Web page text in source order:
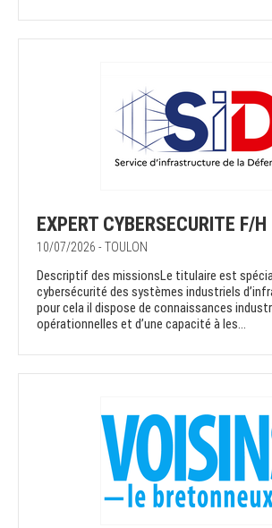
EXPERT CYBERSECURITE F/H
10/07/2026 - TOULON
Descriptif des missionsLe titulaire est
cybersécurité des systèmes industriels
pour cela il dispose de connaissances
opérationnelles et d’une capacité à les...